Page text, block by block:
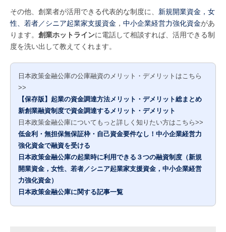
その他、創業者が活用できる代表的な制度に、 新規開業資金，女
性、若者／シニア起業家支援資金 ， 中小企業経営力強化資金があ
ります。 創業ホットラインに電話して相談すれば、活用できる制
度を洗い出して教えてくれます。
日本政策金融公庫の公庫融資のメリット・デメリットはこちら
>>
【保存版】起業の資金調達方法メリット・デメリット総まとめ
新創業融資制度で資金調達するメリット・デメリット
日本政策金融公庫についてもっと詳しく知りたい方はこちら>>
低金利・無担保無保証枠・自己資金要件なし！中小企業経営力
強化資金で融資を受ける
日本政策金融公庫の起業時に利用できる３つの融資制度（新規
開業資金，女性、若者／シニア起業家支援資金，中小企業経営
力強化資金）
日本政策金融公庫に関する記事一覧